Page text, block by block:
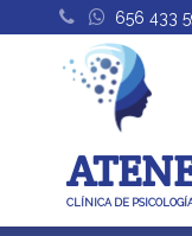
656 433
CLÍNICA DE